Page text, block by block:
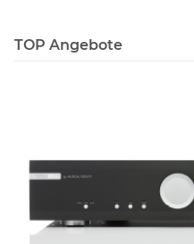
TOP Angebote